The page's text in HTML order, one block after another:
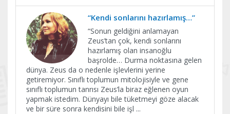
“Kendi sonlarını hazırlamış…”
“Sonun geldiğini anlamayan
Zeus’tan çok, kendi sonlarını
hazırlamış olan insanoğlu
başrolde… Durma noktasına gelen
dünya. Zeus da o nedenle işlevlerini yerine
getiremiyor. Sınıflı toplumun mitolojisiyle ve gene
sınıflı toplumun tanrısı Zeus’la biraz eğlenen oyun
yapmak istedim. Dünyayı bile tüketmeyi göze alacak
ve bir süre sonra kendisini bile işl ...